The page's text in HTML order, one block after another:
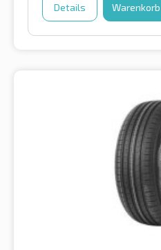
Details Warenkorb